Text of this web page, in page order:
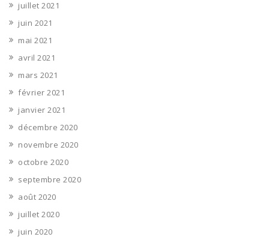
juillet 2021
juin 2021
mai 2021
avril 2021
mars 2021
février 2021
janvier 2021
décembre 2020
novembre 2020
octobre 2020
septembre 2020
août 2020
juillet 2020
juin 2020